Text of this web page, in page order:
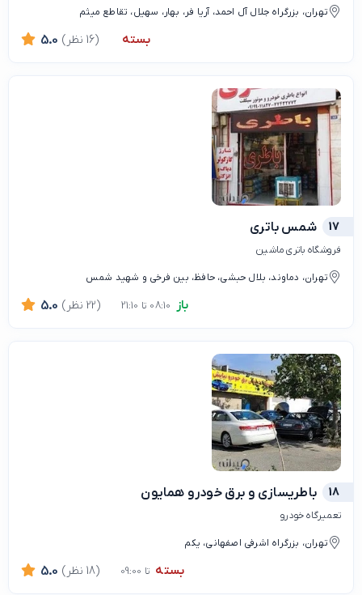
تهران، بزرگراه جلال آل احمد، آریا فر، بهار، سهیل، تقاطع میثم
بسته 5.0 (16 نظر)
17 شمس باتری
فروشگاه باتری ماشین
تهران، دماوند، بلال حبشی، حافظ، بین فرخی و شهید شمس
باز 5.0 (22 نظر)
18 باطریسازی و برق خودرو همایون
تعمیرگاه خودرو
تهران، بزرگراه اشرفی اصفهانی، یکم
بسته تا 09:00 5.0 (18 نظر)